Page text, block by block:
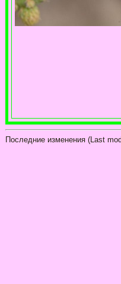
Последние изменения (Last